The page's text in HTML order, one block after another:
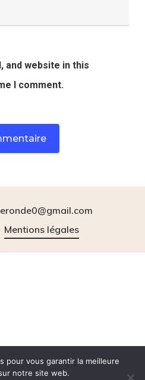
and website in this
I comment.
Mentions légales
tiktok
pour vous garantir la meilleure
notre site web.